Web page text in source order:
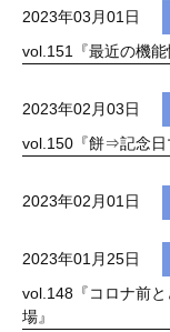
2023年03月01日
vol.151『最近の機能
2023年02月03日
vol.150『餅⇒記念日
2023年02月01日
2023年01月25日
vol.148『コロナ前
場』